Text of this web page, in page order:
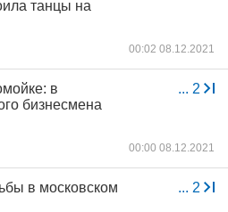
танцы на
00:02 08.12.2021
... 2
в
бизнесмена
00:00 08.12.2021
... 2
в московском